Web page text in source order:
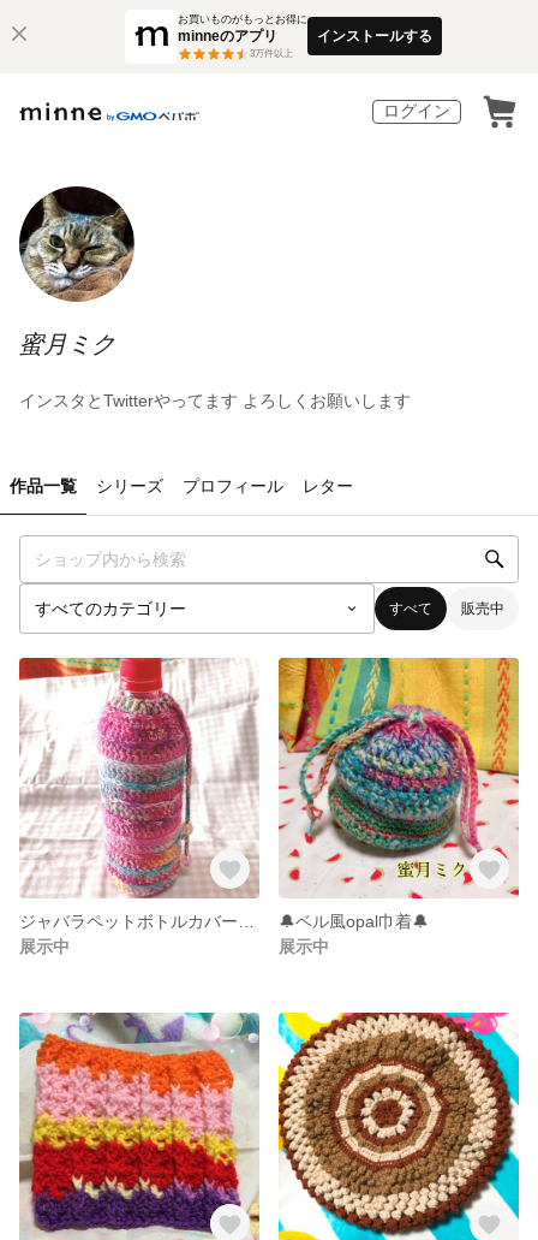
お買いものがもっとお得に
minneのアプリ
3万件以上
インストールする
ログイン
蜜月ミク
インスタとTwitterやってます よろしくお願いします
作品一覧 シリーズ プロフィール レター
すべて 販売中
展示中
🔔ベル風opal巾着🔔
展示中